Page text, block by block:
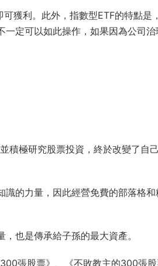
獲利。此外，指數型ETF的特點是
定可以如此操作，如果因為公司治
積極研究股票投資，終於改變了自
的力量，因此經營免費的部落格和
也是傳承給子孫的最大資產。
張股票》、《不敗教主的300張